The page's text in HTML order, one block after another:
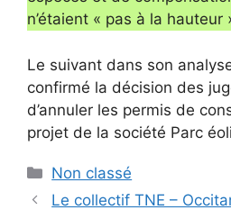
n’étaient « pas à la hauteur
Le suivant dans son
confirmé la décision des
d’annuler les permis de
projet de la société Parc
Catégories
Non classé
Le collectif TNE –